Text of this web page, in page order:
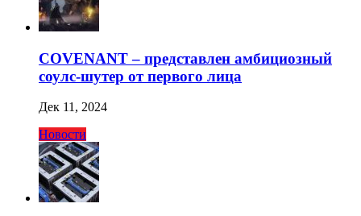
COVENANT – представлен амбициозный
соулс-шутер от первого лица
Дек 11, 2024
Новости